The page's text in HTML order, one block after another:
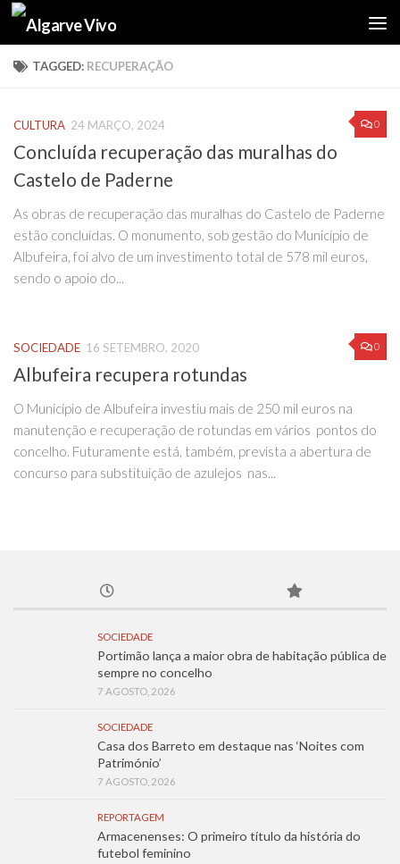
Skip to content
TAGGED: RECUPERAÇÃO
0
CULTURA 24 MARÇO, 2024
Concluída recuperação das muralhas do
Castelo de Paderne
As obras de recuperação das muralhas do Castelo de Paderne
estão concluídas. O monumento, sob gestão do Município de
Albufeira, foi alvo de um investimento total de 578 mil euros,
sendo o apoio do...
0
SOCIEDADE 16 SETEMBRO, 2020
Albufeira recupera rotundas
O Município de Albufeira investiu mais de 250 mil euros na
manutenção e recuperação de rotundas em vários pontos do
concelho. Futuramente está, também, prevista a abertura de
concurso para substituição de azulejos nas...
SOCIEDADE
Portimão lança a maior obra de habitação pública de
sempre no concelho
7 AGOSTO, 2026
SOCIEDADE
Casa dos Barreto em destaque nas ‘Noites com
Património’
7 AGOSTO, 2026
REPORTAGEM
Armacenenses: O primeiro título da história do
futebol feminino